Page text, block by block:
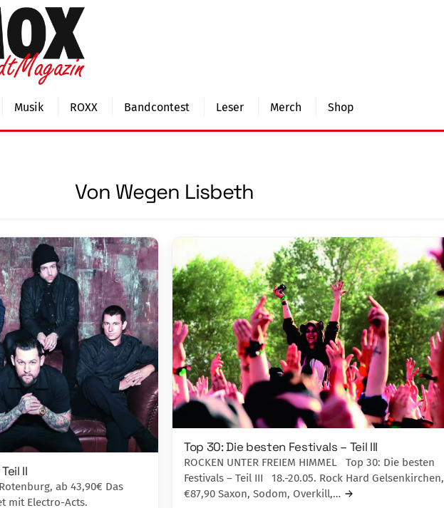
Musik ROXX Bandcontest Leser Merch Shop
Von Wegen Lisbeth
II
ab 43,90€ Das
mit Electro-Acts.
Top 30: Die besten Festivals – Teil III
ROCKEN UNTER FREIEM HIMMEL Top 30: Die besten
Festivals – Teil III 18.-20.05. Rock Hard Gelsenkirchen,
€87,90 Saxon, Sodom, Overkill,…